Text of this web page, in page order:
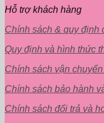
Hỗ trợ khách hàng
Chính sách & quy định
Quy định và hình thức
Chính sách vận
Chính sách bảo hành
Chính sách đổi trả và